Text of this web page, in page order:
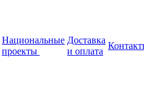
Национальные
проекты
Доставка
и оплата